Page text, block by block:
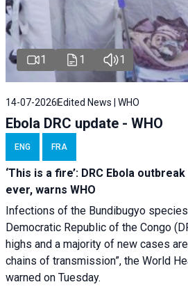
1 1 1
14-07-2026 Edited News | WHO
Ebola DRC update - WHO
ENG FRA
‘This is a fire’: DRC Ebola
ever, warns WHO
Infections of the Bundibugyo
Democratic Republic of the Congo
highs and a majority of new cases
chains of transmission”, the World
warned on Tuesday.